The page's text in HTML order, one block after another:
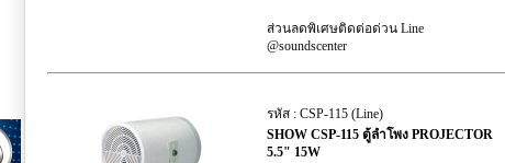
ส่วนลดพิเศษติดต่อด่วน Line
@soundscenter
รหัส : CSP-115 (Line)
SHOW CSP-115 ตู้ลำโพง PROJECTOR
5.5" 15W